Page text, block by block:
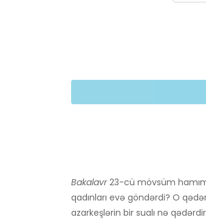
Bakalavr23-cü mövsüm
qadınları evə göndərdi? O
azarkeşlərin bir sualı nə qədərdir